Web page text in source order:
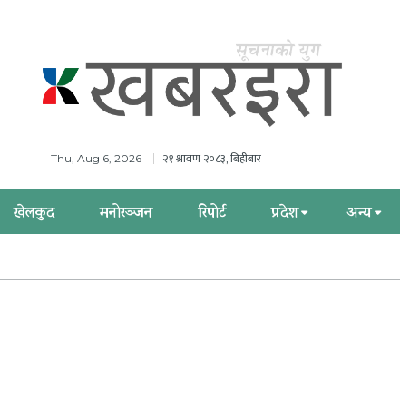
Thu, Aug 6, 2026 २१ श्रावण २०८३, बिहीबार
खेलकुद मनोरञ्जन रिपोर्ट प्रदेश अन्य